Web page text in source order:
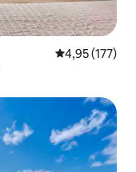
4,95 de uma
4,95 (177)